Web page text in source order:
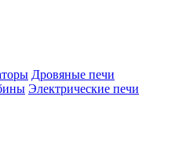
Дровяные печи
Электрические печи